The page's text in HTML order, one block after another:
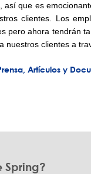
así que es
clientes. Los
pero ahora tendrán
nuestros clientes a
Artículos y
Spring?